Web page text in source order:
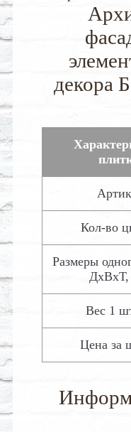
декора
Кол-во
Размеры
Вес 1
Цена за